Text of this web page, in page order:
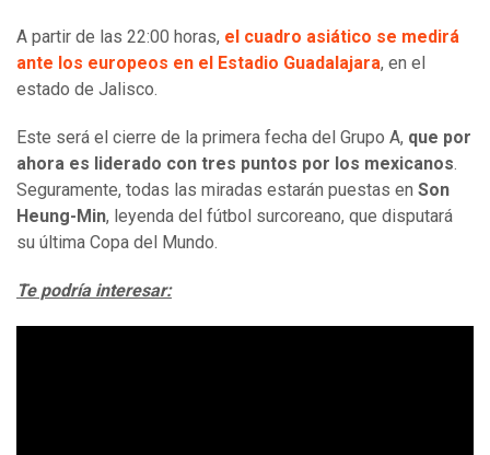
A partir de las 22:00 horas, el cuadro asiático se medirá
ante los europeos en el Estadio Guadalajara, en el
estado de Jalisco.
Este será el cierre de la primera fecha del Grupo A, que por
ahora es liderado con tres puntos por los mexicanos.
Seguramente, todas las miradas estarán puestas en Son
Heung-Min, leyenda del fútbol surcoreano, que disputará
su última Copa del Mundo.
Te podría interesar: